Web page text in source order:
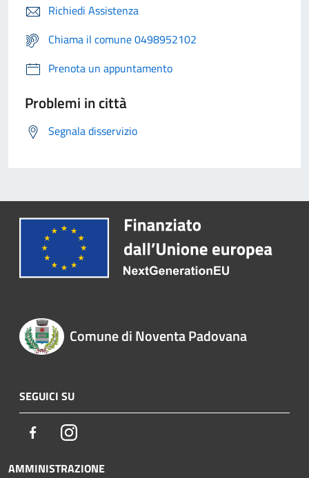
Richiedi Assistenza
Chiama il comune 0498952102
Prenota un appuntamento
Problemi in città
Segnala disservizio
Comune di Noventa Padovana
SEGUICI SU
FacebookInstagram
AMMINISTRAZIONE